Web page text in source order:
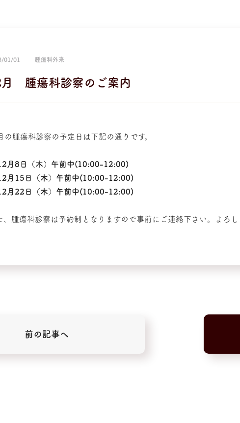
01/01 腫瘍科外来
腫瘍科診察のご案内
の腫瘍科診察の予定日は下記の通りです。
月8日（木）午前中(10:00-12:00)
月15日（木）午前中(10:00-12:00)
月22日（木）午前中(10:00-12:00)
、腫瘍科診察は予約制となりますので事前にご連絡下さい。よろし
前の記事へ